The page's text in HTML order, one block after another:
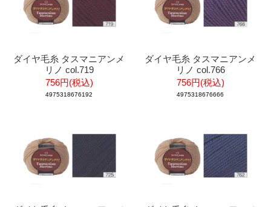
ダイヤ毛糸 タスマニアンメ
リノ col.719
756円(税込)
4975318676192
ダイヤ毛糸 タスマニアンメ
リノ col.766
756円(税込)
4975318676666